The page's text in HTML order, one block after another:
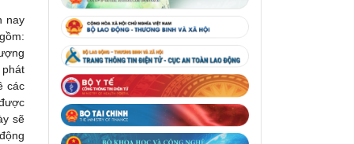
nay
các
sẽ